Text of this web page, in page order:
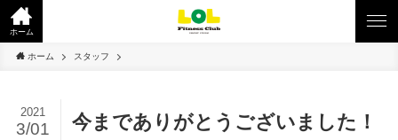
ホーム
ホーム スタッフ
今までありがとうございました！
2021
3/01